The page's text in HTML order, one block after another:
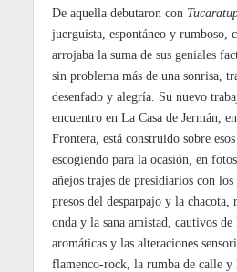
De aquella debutaron con
juerguista, espontáneo y rumboso,
arrojaba la suma de sus geniales
sin problema más de una sonrisa,
desenfado y alegría. Su nuevo
encuentro en La Casa de Jermán,
Frontera, está construido sobre
escogiendo para la ocasión, en
añejos trajes de presidiarios con
presos del desparpajo y la chacota,
onda y la sana amistad, cautivos de
aromáticas y las alteraciones
flamenco-rock, la rumba de calle y